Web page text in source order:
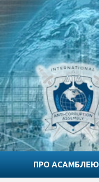
ПРО АСАМБЛЕЮ